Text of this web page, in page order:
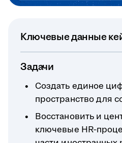
Ключевые данные
Задачи
Создать единое
пространство для
Восстановить и
ключевые